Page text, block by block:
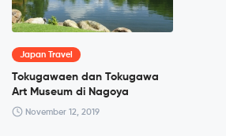
Japan Travel
Tokugawaen dan Tokugawa
Art Museum di Nagoya
November 12, 2019